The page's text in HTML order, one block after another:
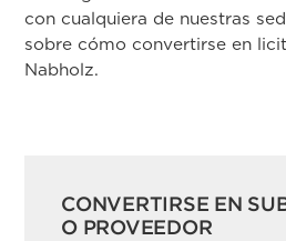
con cualquiera de nuestras
sobre cómo convertirse en
Nabholz.
CONVERTIRSE EN
O PROVEEDOR